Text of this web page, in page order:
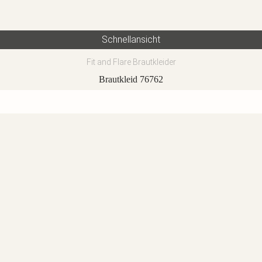
Schnellansicht
Fit and Flare Brautkleider
Brautkleid 76762